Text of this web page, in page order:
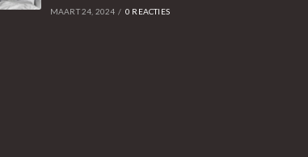
MAART 24, 2024 / 0 REACTIES